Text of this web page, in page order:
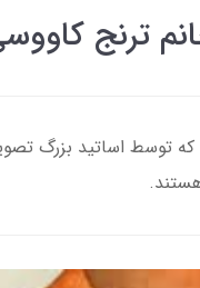
ترنج
کاووسی متولد 1378 هستند که